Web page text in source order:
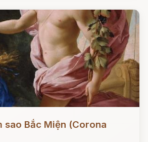
sao Bắc Miện (Corona